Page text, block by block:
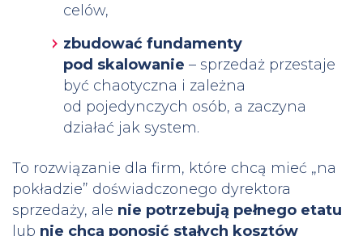
celów,
zbudować fundamenty
pod skalowanie – sprzedaż przestaje
być chaotyczna i zależna
od pojedynczych osób, a zaczyna
działać jak system.
To rozwiązanie dla firm, które chcą mieć „na
pokładzie” doświadczonego dyrektora
sprzedaży, ale nie potrzebują pełnego etatu
lub nie chcą ponosić stałych kosztów